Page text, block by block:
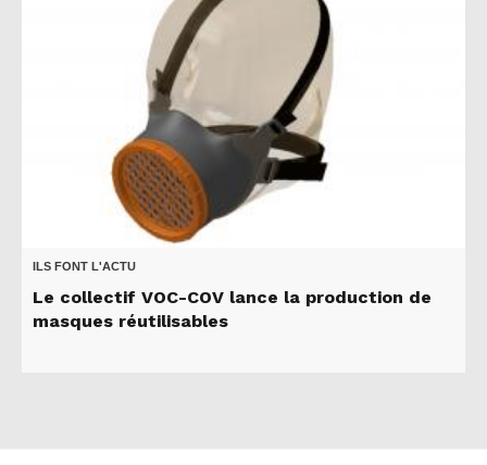
ILS FONT L'ACTU
Le collectif VOC-COV lance la production de
masques réutilisables